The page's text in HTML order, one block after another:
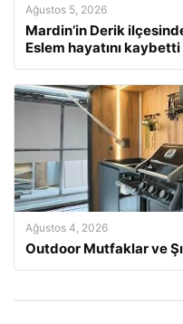
Ağustos 5, 2026
Mardin’in Derik
Eslem hayatını kaybetti
Ağustos 4, 2026
Outdoor Mutfaklar ve